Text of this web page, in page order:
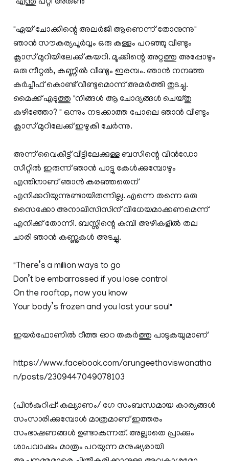
"എന്തു പറ്റി അരുൺ"
"ഏയ് ചോക്കിന്റെ അലർജി ആണെന്ന് തോനുന്നു"
ഞാൻ സൗകര്യപൂർവ്വം ഒരു കള്ളം പറഞ്ഞു വീണ്ടും
ക്ലാസ് മുറിയിലേക്ക് കയറി. മൂക്കിന്റെ അറ്റത്തു അപ്പോഴും
ഒരു നീറ്റൽ, കണ്ണിൽ വീണ്ടും ഇരമ്പം. ഞാൻ നനഞ്ഞ
കർച്ചീഫ് കൊണ്ട് വീണ്ടുമൊന്ന് അമർത്തി തുടച്ചു.
മൈക്ക് എടുത്തു "നിങ്ങൾ ആ ചോദ്യങ്ങൾ ചെയ്തു
കഴിഞ്ഞോ? " ഒന്നും നടക്കാത്ത പോലെ ഞാൻ വീണ്ടും
ക്ലാസ് മുറിലേക്ക് ഇഴുകി ചേർന്നു.
അന്ന് വൈകീട്ട് വീട്ടിലേക്കുള്ള ബസിന്റെ വിൻഡോ
സീറ്റിൽ ഇരുന്ന് ഞാൻ പാട്ടു കേൾക്കുമ്പോഴും
എന്തിനാണ് ഞാൻ കരഞ്ഞതെന്
എനിക്കറിയുന്നുണ്ടായിരുന്നില്ല. എന്നെ തന്നെ ഒരു
സൈക്കോ അനാലിസിസിന് വിധേയമാക്കണമെന്ന്
എനിക്ക് തോന്നി. ബസ്സിന്റെ കമ്പി അഴികളിൽ തല
ചാരി ഞാൻ കണ്ണുകൾ അടച്ചു.
"There’s a million ways to go
Don’t be embarrassed if you lose control
On the rooftop, now you know
Your body’s frozen and you lost your soul"
ഇയർഫോണിൽ റീത്ത ഓറ തകർത്തു പാടുകയുമാണ്
https://www.facebook.com/arungeethaviswanatha
n/posts/2309447049078103
(പിൻകുറിപ്പ്: കല്യാണം/ ഗേ സംബന്ധമായ കാര്യങ്ങൾ
സംസാരിക്കുമ്പോൾ മാത്രമാണ് ഇത്തരം
സംഭാഷണങ്ങൾ ഉണ്ടാകുന്നത്. അല്ലാതെ പ്രാക്കും
ശാപവാക്കും മാത്രം പറയുന്ന മനുഷ്യരായി